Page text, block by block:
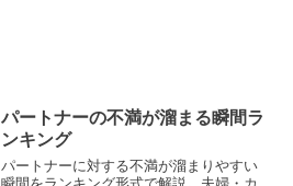
パートナーの不満が溜まる瞬間ラ
ンキング
パートナーに対する不満が溜まりやすい